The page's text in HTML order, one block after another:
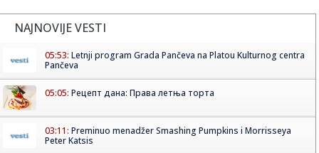
NAJNOVIJE VESTI
05:53: Letnji program Grada Pančeva na Platou Kulturnog centra
Pančeva
05:05: Рецепт дана: Права летња торта
03:11: Preminuo menadžer Smashing Pumpkins i Morrisseya
Peter Katsis